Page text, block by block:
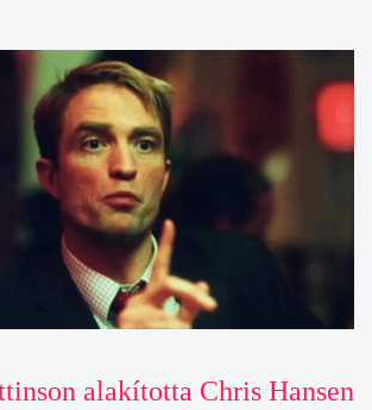
alakította Chris Hansen